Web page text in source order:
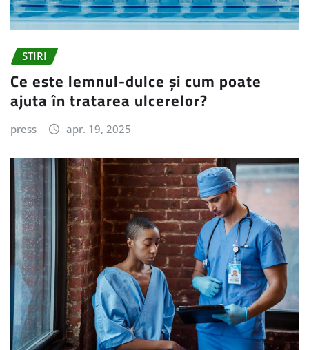
STIRI
Ce este lemnul-dulce și cum poate
ajuta în tratarea ulcerelor?
press apr. 19, 2025